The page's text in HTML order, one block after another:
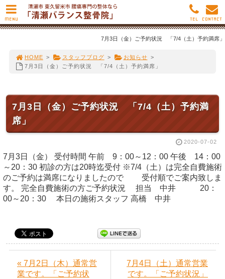
7月3日（金）ご予約状況 「7/4（土）予約満席」
HOME > スタッフブログ > お知らせ >
7月3日（金）ご予約状況 「7/4（土）予約満席」
7月3日（金）ご予約状況 「7/4（土）予約満
席」
2020-07-02
7月3日（金） 受付時間 午前 9：00～12：00 午後 14：00
～20：30 初診の方は20時迄受付 ※7/4（土）は完全自費施術
のご予約は満席になりましたので 受付順でご案内致しま
す。 完全自費施術の方ご予約状況 担当 中井 20：
00～20：30 本日の施術スタッフ 高橋 中井
« 7月2日（木）通常営
業です。「ご予約状
7月4日（土）通常営業
です。「ご予約状況」
MENU CONTACT
TEL